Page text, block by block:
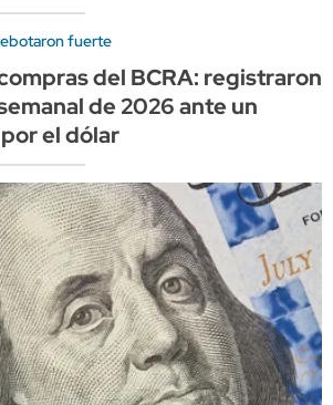
fuerte
del BCRA: registraron
de 2026 ante un
el dólar